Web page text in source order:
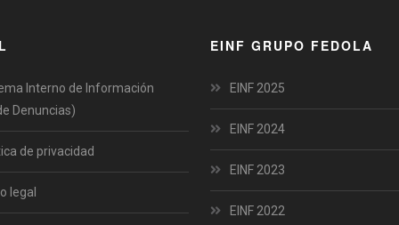
Interno de Información
Denuncias)
de privacidad
legal
EINF GRUPO FEDOLA
EINF 2025
EINF 2024
EINF 2023
EINF 2022